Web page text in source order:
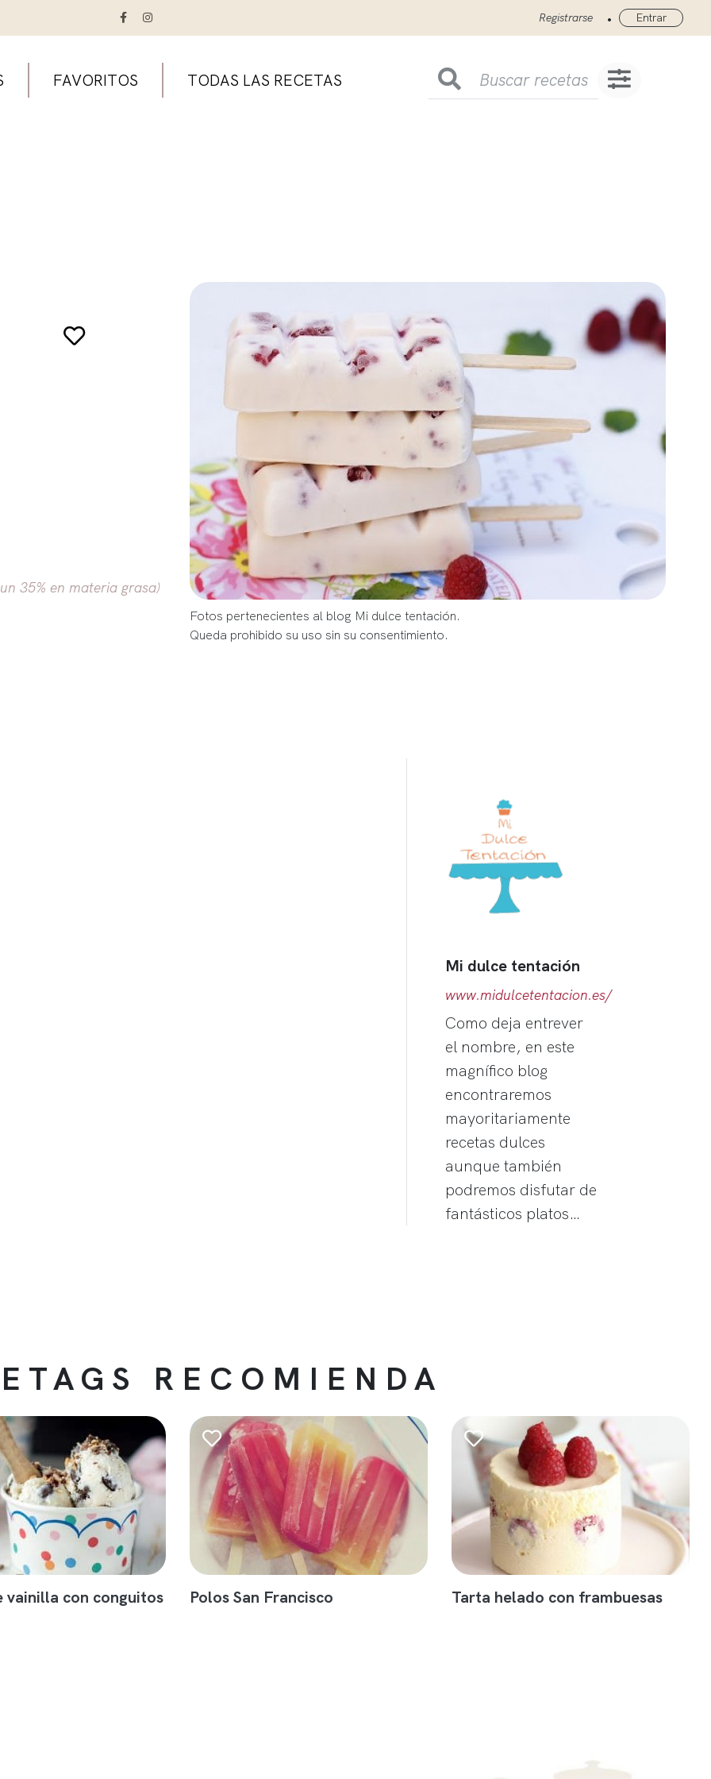
Registrarse • Entrar
FAVORITOS TODAS LAS RECETAS
35% en materia grasa)
Fotos pertenecientes al blog Mi dulce tentación.
Queda prohibido su uso sin su consentimiento.
Mi dulce tentación
www.midulcetentacion.es/
Como deja entrever
el nombre, en este
magnífico blog
encontraremos
mayoritariamente
recetas dulces
aunque también
podremos disfutar de
fantásticos platos…
RECOMIENDA
vainilla con conguitos Polos San Francisco Tarta helado con frambuesas